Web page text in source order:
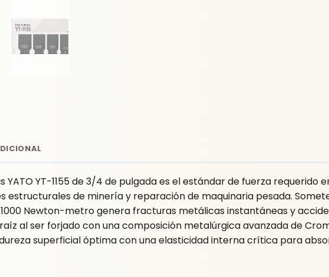
YATO YT-1155 de 3/4 de pulgada es el estándar de fuerza requerido
estructurales de minería y reparación de maquinaria pesada.
Newton-metro genera fracturas metálicas instantáneas y
al ser forjado con una composición metalúrgica avanzada de
superficial óptima con una elasticidad interna crítica para